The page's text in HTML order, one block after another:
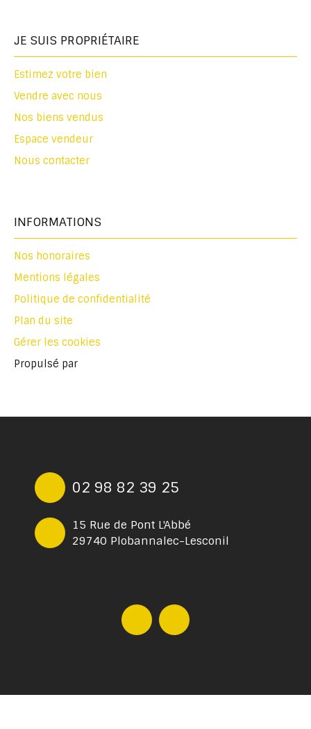
JE SUIS PROPRIÉTAIRE
Estimez votre bien
Vendre avec nous
Nos biens vendus
Espace vendeur
Nous contacter
INFORMATIONS
Nos honoraires
Mentions légales
Politique de confidentialité
Plan du site
Gérer les cookies
Propulsé par
02 98 82 39 25
15 Rue de Pont L'Abbé
29740 Plobannalec-Lesconil